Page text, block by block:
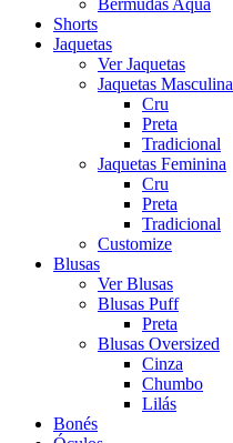
Bermudas Aqua
Shorts
Jaquetas
Ver Jaquetas
Jaquetas Masculina
Cru
Preta
Tradicional
Jaquetas Feminina
Cru
Preta
Tradicional
Customize
Blusas
Ver Blusas
Blusas Puff
Preta
Blusas Oversized
Cinza
Chumbo
Lilás
Bonés